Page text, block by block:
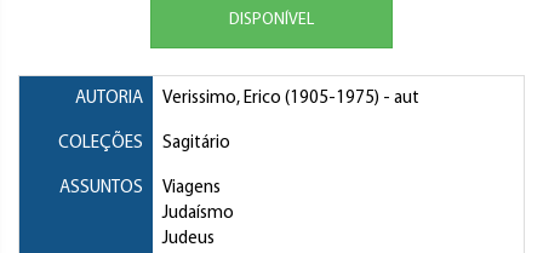
DISPONÍVEL
AUTORIA Verissimo, Erico (1905-1975) - aut
COLEÇÕES Sagitário
ASSUNTOS
Viagens
Judaísmo
Judeus